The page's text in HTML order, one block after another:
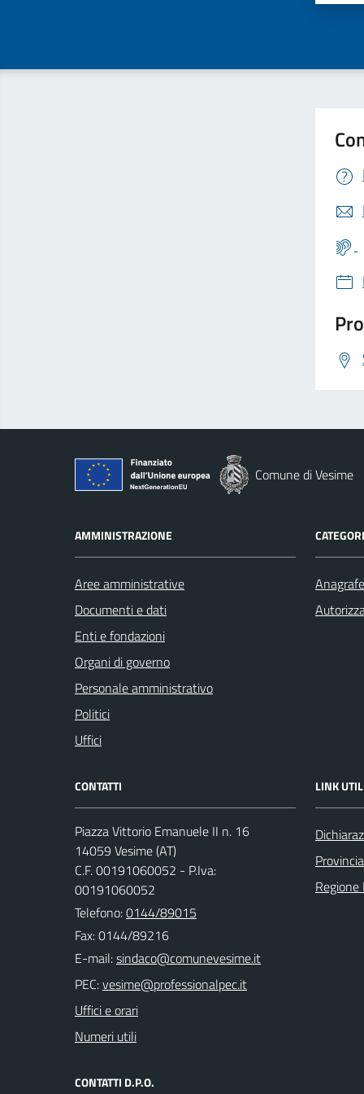
Comune di Vesime
AMMINISTRAZIONE
Aree amministrative
Documenti e dati
Enti e fondazioni
Organi di governo
Personale amministrativo
Politici
Uffici
CONTATTI
Piazza Vittorio Emanuele II n. 16
14059 Vesime (AT)
C.F. 00191060052 - P.Iva:
00191060052
Telefono:0144/89015
Fax: 0144/89216
E-mail:
PEC:
Uffici e orari
Numeri utili
CONTATTI D.P.O.
LINK